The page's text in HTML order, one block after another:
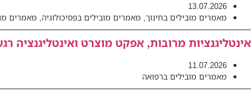
13.07.2026
מאמרים מובילים בחינוך, מאמרים מובילים בפסיכולוגיה, מאמרים
אינטליגנציות מרובות, אפקט מוצרט ואינטליגנציה
11.07.2026
מאמרים מובילים ברפואה